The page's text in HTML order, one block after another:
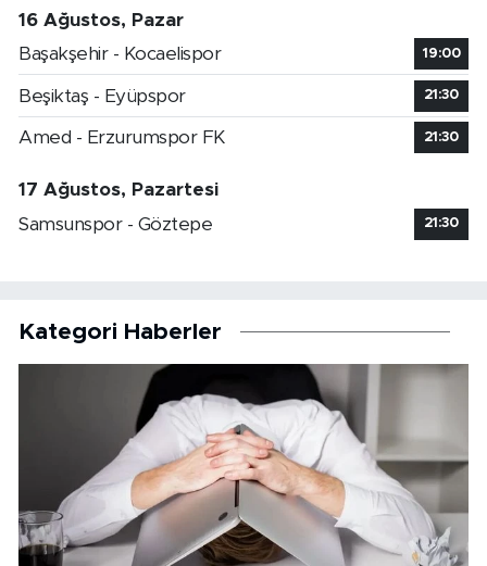
16 Ağustos, Pazar
Başakşehir - Kocaelispor
19:00
Beşiktaş - Eyüpspor 21:30
Amed - Erzurumspor FK 21:30
17 Ağustos, Pazartesi
Samsunspor - Göztepe
21:30
Kategori Haberler